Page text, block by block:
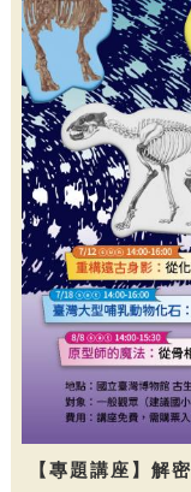
【專題講座】解